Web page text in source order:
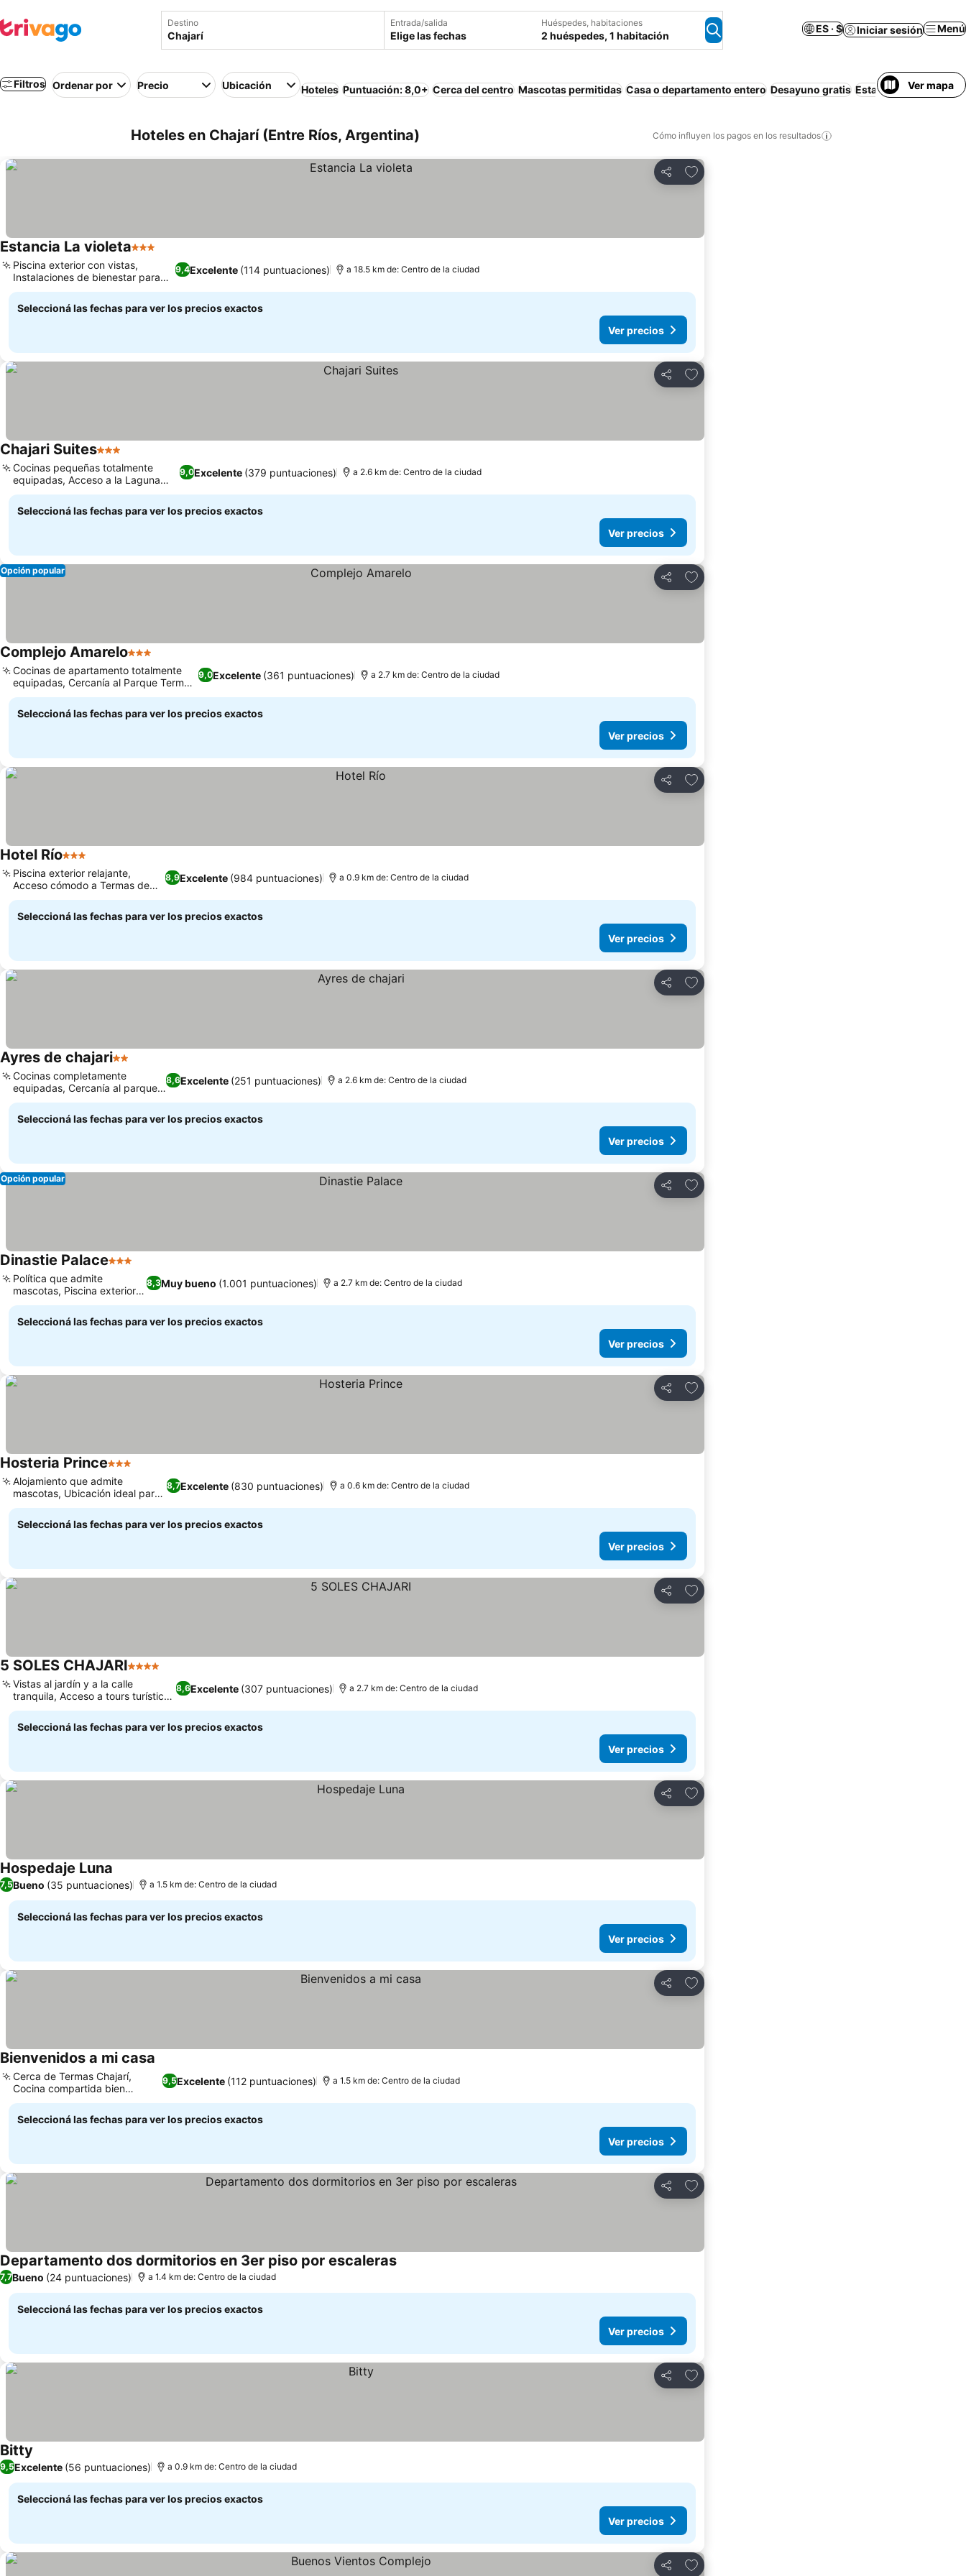
Destino Entrada/salida
Elige las fechas
Huéspedes, habitaciones
2 huéspedes, 1 habitación
ES · $ Iniciar sesión Menú
Filtros Ordenar por Precio Ubicación Hoteles Puntuación: 8,0+ Cerca del centro Mascotas permitidas Casa o departamento entero Desayuno gratis Estacionamiento Wi-
Ver mapa
Hoteles en Chajarí (Entre Ríos, Argentina) Cómo influyen los pagos en los resultados
Compartir
Añadir a favoritos
Estancia La violeta3 Estrellas
9,4Excelente (114 puntuaciones)
Piscina exterior con vistas,
Instalaciones de bienestar para
relajarte
a 18.5 km de: Centro de la ciudad
Seleccioná las fechas para ver los precios exactos
Ver precios
Compartir
Añadir a favoritos
Chajari Suites3 Estrellas
9,0Excelente (379 puntuaciones)
Cocinas pequeñas totalmente
equipadas, Acceso a la Laguna
Artificial
a 2.6 km de: Centro de la ciudad
Seleccioná las fechas para ver los precios exactos
Ver precios
Compartir
Añadir a favoritos
Opción popular
Complejo Amarelo3 Estrellas
9,0Excelente (361 puntuaciones)
Cocinas de apartamento totalmente
equipadas, Cercanía al Parque Termal
Chajarí
a 2.7 km de: Centro de la ciudad
Seleccioná las fechas para ver los precios exactos
Ver precios
Compartir
Añadir a favoritos
Hotel Río3 Estrellas
8,9Excelente (984 puntuaciones)
Piscina exterior relajante,
Acceso cómodo a Termas de
Chajarí
a 0.9 km de: Centro de la ciudad
Seleccioná las fechas para ver los precios exactos
Ver precios
Compartir
Añadir a favoritos
Ayres de chajari2 Estrellas
8,6Excelente (251 puntuaciones)
Cocinas completamente
equipadas, Cercanía al parque
termal
a 2.6 km de: Centro de la ciudad
Seleccioná las fechas para ver los precios exactos
Ver precios
Compartir
Añadir a favoritos
Opción popular
Dinastie Palace3 Estrellas
8,3Muy bueno (1.001 puntuaciones)
Política que admite
mascotas, Piscina exterior y
jardín
a 2.7 km de: Centro de la ciudad
Seleccioná las fechas para ver los precios exactos
Ver precios
Compartir
Añadir a favoritos
Hosteria Prince3 Estrellas
8,7Excelente (830 puntuaciones)
Alojamiento que admite
mascotas, Ubicación ideal para
termas
a 0.6 km de: Centro de la ciudad
Seleccioná las fechas para ver los precios exactos
Ver precios
Compartir
Añadir a favoritos
5 SOLES CHAJARI4 Estrellas
8,6Excelente (307 puntuaciones)
Vistas al jardín y a la calle
tranquila, Acceso a tours turísticos
locales
a 2.7 km de: Centro de la ciudad
Seleccioná las fechas para ver los precios exactos
Ver precios
Compartir
Añadir a favoritos
Hospedaje Luna
7,5Bueno (35 puntuaciones) a 1.5 km de: Centro de la ciudad
Seleccioná las fechas para ver los precios exactos
Ver precios
Compartir
Añadir a favoritos
Bienvenidos a mi casa
9,5Excelente (112 puntuaciones)
Cerca de Termas Chajarí,
Cocina compartida bien
equipada
a 1.5 km de: Centro de la ciudad
Seleccioná las fechas para ver los precios exactos
Ver precios
Compartir
Añadir a favoritos
Departamento dos dormitorios en 3er piso por escaleras
7,7Bueno (24 puntuaciones) a 1.4 km de: Centro de la ciudad
Seleccioná las fechas para ver los precios exactos
Ver precios
Compartir
Añadir a favoritos
Bitty
9,5Excelente (56 puntuaciones) a 0.9 km de: Centro de la ciudad
Seleccioná las fechas para ver los precios exactos
Ver precios
Compartir
Añadir a favoritos